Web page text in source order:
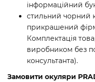
інформаційний
стильний чорний
прикрашений
Комплектація
виробником без
консультанта).
Замовити окуляри